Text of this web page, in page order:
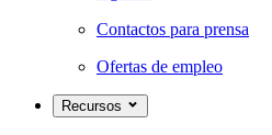
Contactos para prensa
Ofertas de empleo
Recursos